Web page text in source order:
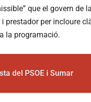
que el govern de
per incloure
la programació.
del PSOE i Sumar